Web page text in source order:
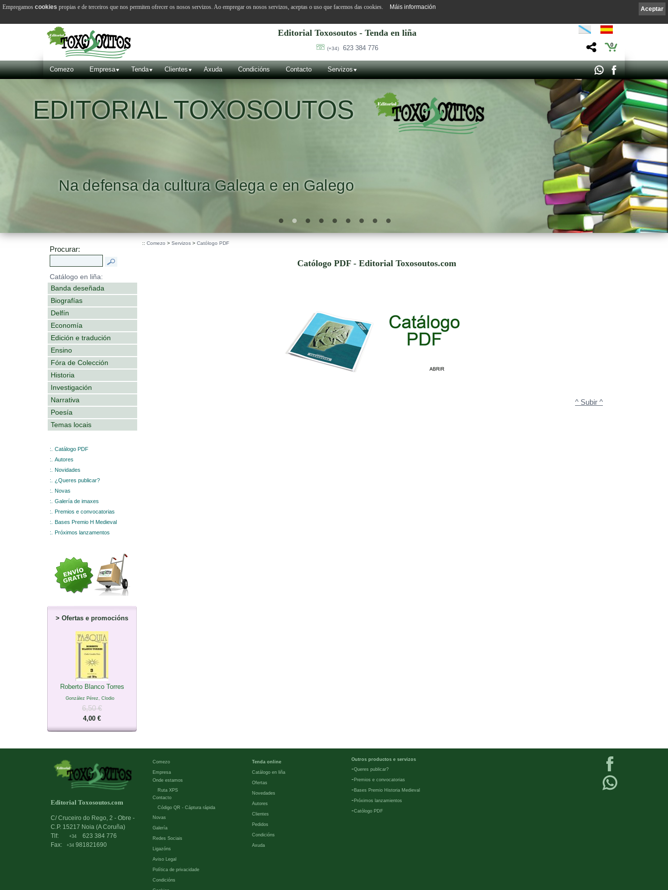
Editorial Toxosoutos - Tenda en liña
(+34) 623 384 776 0
Comezo Empresa Tenda Clientes Axuda Condicións Contacto Servizos
.
Procurar:
Catálogo en liña:
Banda deseñada
Biografías
Delfín
Economía
Edición e tradución
Ensino
Fóra de Colección
Historia
Investigación
Narrativa
Poesía
Temas locais
:.
Catálogo PDF
:.
Autores
:.
Novidades
:.
¿Queres publicar?
:.
Novas
:.
Galería de imaxes
:.
Premios e convocatorias
:.
Bases Premio H Medieval
:.
Próximos lanzamentos
> Ofertas e promocións
Roberto Blanco Torres
González Pérez, Clodio
6,50 €
4,00 €
:: Comezo > Servizos > Católogo PDF
Católogo PDF - Editorial Toxosoutos.com
^ Subir ^
Editorial Toxosoutos.com
C/ Cruceiro do Rego, 2 - Obre -
C.P. 15217 Noia (A Coruña)
Tlf:
+34
623 384 776
Fax:
+34 981821690
Comezo
Empresa
Onde estamos
Ruta XPS
Contacto
Código QR - Cáptura rápida
Novas
Galería
Redes Sociais
Ligazóns
Aviso Legal
Política de privacidade
Condicións
Tenda online
Catálogo en liña
Ofertas
Novedades
Autores
Clientes
Pedidos
Condicións
Axuda
Outros productos e servizos
-Queres publicar?
- Premios e convocatorias
- Bases Premio Historia Medieval
- Próximos lanzamientos
-Católogo PDF
Aceptar
Empregamos cookies propias e de terceiros que nos permiten ofrecer os nosos servizos. Ao empregar os nosos servizos, aceptas o uso que facemos das cookies. Máis información